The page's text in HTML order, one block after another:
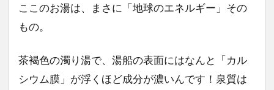
ここのお湯は、まさに「地球のエネルギー」その
もの。
茶褐色の濁り湯で、湯船の表面にはなんと「カル
シウム膜」が浮くほど成分が濃いんです！泉質は